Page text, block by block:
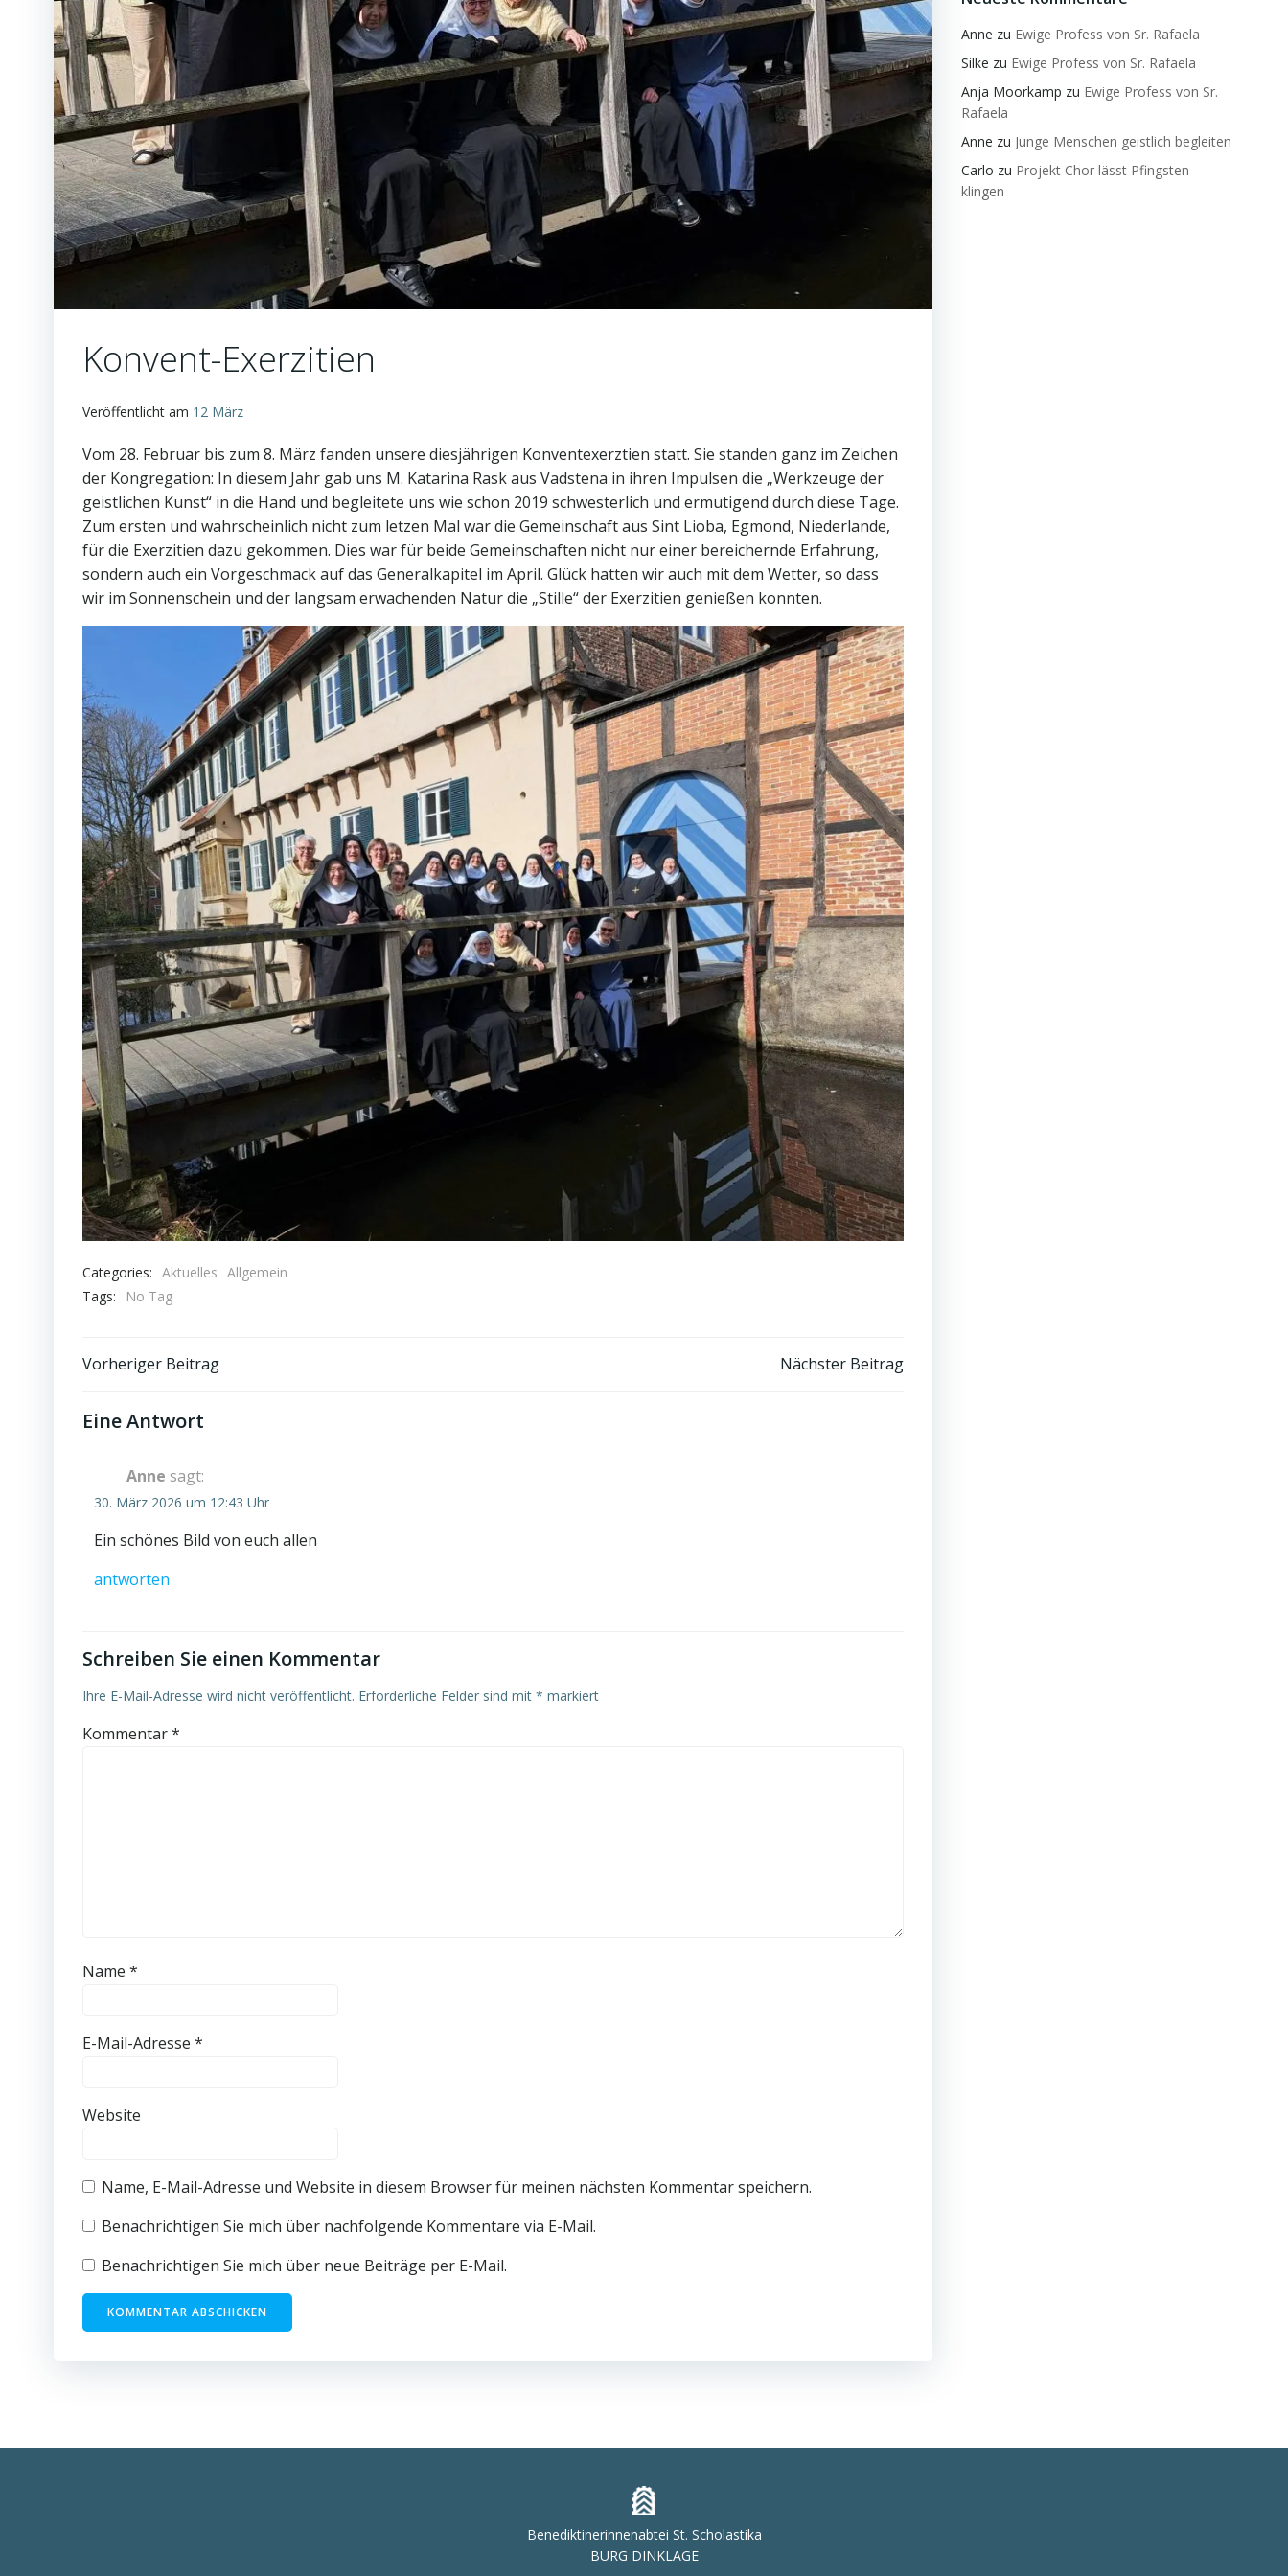
Konvent-Exerzitien
Veröffentlicht am 12 März
Vom 28. Februar bis zum 8. März fanden unsere diesjährigen Konventexerztien statt. Sie standen ganz im Zeichen
der Kongregation: In diesem Jahr gab uns M. Katarina Rask aus Vadstena in ihren Impulsen die „Werkzeuge der
geistlichen Kunst“ in die Hand und begleitete uns wie schon 2019 schwesterlich und ermutigend durch diese Tage.
Zum ersten und wahrscheinlich nicht zum letzen Mal war die Gemeinschaft aus Sint Lioba, Egmond, Niederlande,
für die Exerzitien dazu gekommen. Dies war für beide Gemeinschaften nicht nur einer bereichernde Erfahrung,
sondern auch ein Vorgeschmack auf das Generalkapitel im April. Glück hatten wir auch mit dem Wetter, so dass
wir im Sonnenschein und der langsam erwachenden Natur die „Stille“ der Exerzitien genießen konnten.
Categories: Aktuelles Allgemein
Tags:
No Tag
Post
navigation
Vorheriger Beitrag Nächster Beitrag
Eine Antwort
Anne sagt:
30. März 2026 um 12:43 Uhr
Ein schönes Bild von euch allen
antworten
Schreiben Sie einen Kommentar
Ihre E-Mail-Adresse wird nicht veröffentlicht. Erforderliche Felder sind mit * markiert
Kommentar*
Name *
E-Mail-Adresse *
Website
Name, E-Mail-Adresse und Website in diesem Browser für meinen nächsten Kommentar speichern.
Benachrichtigen Sie mich über nachfolgende Kommentare via E-Mail.
Benachrichtigen Sie mich über neue Beiträge per E-Mail.
Anne zu Ewige Profess von Sr. Rafaela
Silke zu Ewige Profess von Sr. Rafaela
Anja Moorkamp zu Ewige Profess von Sr.
Rafaela
Anne zu Junge Menschen geistlich begleiten
Carlo zu Projekt Chor lässt Pfingsten
klingen
Benediktinerinnenabtei St. Scholastika
BURG DINKLAGE